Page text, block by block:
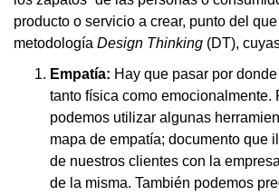
producto o servicio a crear, punto del
metodología Design Thinking (DT),
Empatía: Hay que pasar por
tanto física como emocionalmente.
podemos utilizar algunas
mapa de empatía; documento que
de nuestros clientes con la
de la misma. También podemos